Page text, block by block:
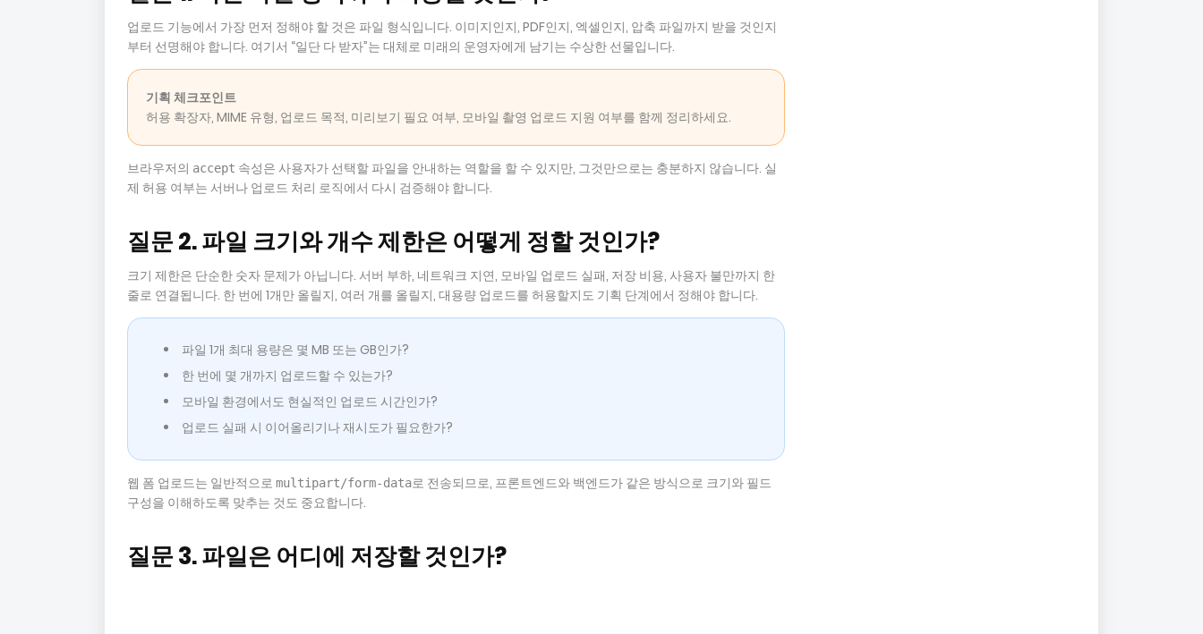
업로드 기능에서 가장 먼저 정해야 할 것은 파일 형식입니다. 이미지인지, PDF인지, 엑셀인지, 압축 파일까지 받을 것인지
부터 선명해야 합니다. 여기서 “일단 다 받자”는 대체로 미래의 운영자에게 남기는 수상한 선물입니다.
기획 체크포인트
허용 확장자, MIME 유형, 업로드 목적, 미리보기 필요 여부, 모바일 촬영 업로드 지원 여부를 함께 정리하세요.
브라우저의 accept 속성은 사용자가 선택할 파일을 안내하는 역할을 할 수 있지만, 그것만으로는 충분하지 않습니다. 실
제 허용 여부는 서버나 업로드 처리 로직에서 다시 검증해야 합니다.
질문 2. 파일 크기와 개수 제한은 어떻게 정할 것인가?
크기 제한은 단순한 숫자 문제가 아닙니다. 서버 부하, 네트워크 지연, 모바일 업로드 실패, 저장 비용, 사용자 불만까지 한
줄로 연결됩니다. 한 번에 1개만 올릴지, 여러 개를 올릴지, 대용량 업로드를 허용할지도 기획 단계에서 정해야 합니다.
파일 1개 최대 용량은 몇 MB 또는 GB인가?
한 번에 몇 개까지 업로드할 수 있는가?
모바일 환경에서도 현실적인 업로드 시간인가?
업로드 실패 시 이어올리기나 재시도가 필요한가?
웹 폼 업로드는 일반적으로 multipart/form-data로 전송되므로, 프론트엔드와 백엔드가 같은 방식으로 크기와 필드
구성을 이해하도록 맞추는 것도 중요합니다.
질문 3. 파일은 어디에 저장할 것인가?